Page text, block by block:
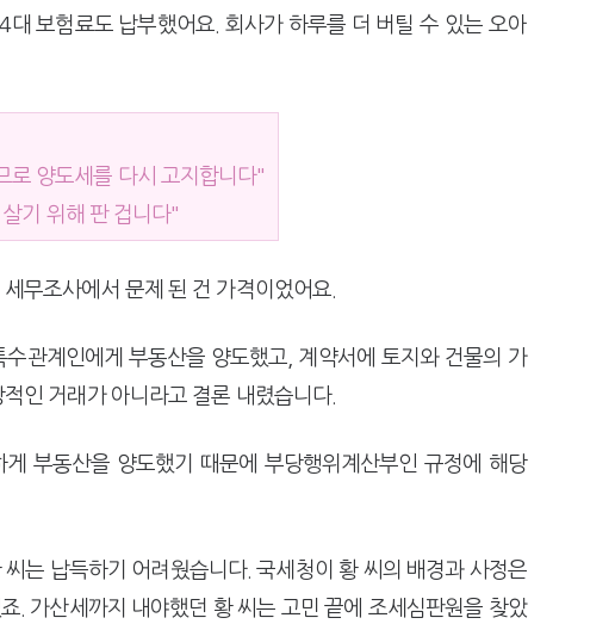
대 보험료도 납부했어요. 회사가 하루를 더 버틸 수 있는 오아
로 양도세를 다시 고지합니다"
기 위해 판 겁니다"
무조사에서 문제 된 건 가격이었어요.
관계인에게 부동산을 양도했고, 계약서에 토지와 건물의 가
인 거래가 아니라고 결론 내렸습니다.
부동산을 양도했기 때문에 부당행위계산부인 규정에 해당
는 납득하기 어려웠습니다. 국세청이 황 씨의 배경과 사정은
. 가산세까지 내야했던 황 씨는 고민 끝에 조세심판원을 찾았